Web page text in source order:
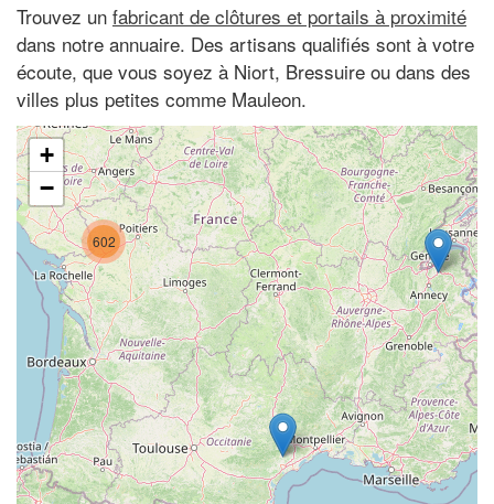
Trouvez un fabricant de clôtures et portails à proximité
dans notre annuaire. Des artisans qualifiés sont à votre
écoute, que vous soyez à Niort, Bressuire ou dans des
villes plus petites comme Mauleon.
602
+
−